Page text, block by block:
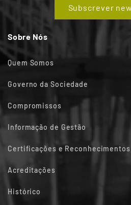
Subscrever
Sobre Nós
Quem Somos
Governo da Sociedade
Compromissos
Informação de Gestão
Certificações e Reconhecimentos
Acreditações
Histórico